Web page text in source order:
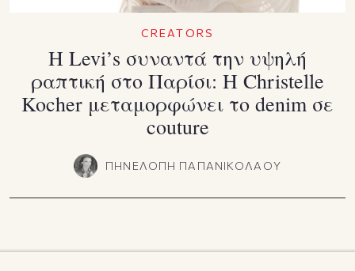
CREATORS
Η Levi’s συναντά την υψηλή
ραπτική στο Παρίσι: Η Christelle
Kocher μεταμορφώνει το denim σε
couture
ΠΗΝΕΛΟΠΗ ΠΑΠΑΝΙΚΟΛΑΟΥ